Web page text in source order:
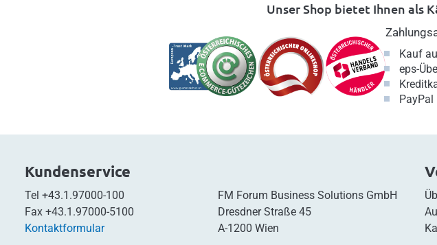
Unser Shop bietet Ihnen als
Kauf
eps-
PayPal
Kundenservice
Tel +43.1.97000-100
Fax +43.1.97000-5100
Kontaktformular
FM Forum Business Solutions GmbH
Dresdner Straße 45
A-1200 Wien